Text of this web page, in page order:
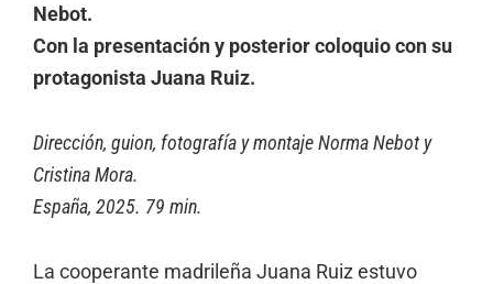
Nebot.
Con la presentación y posterior coloquio con su
protagonista Juana Ruiz.
Dirección, guion, fotografía y montaje Norma Nebot y
Cristina Mora.
España, 2025. 79 min.
La cooperante madrileña Juana Ruiz estuvo